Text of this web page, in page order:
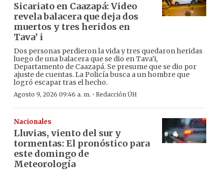
Sicariato en Caazapá: Video
revela balacera que deja dos
muertos y tres heridos en
Tava’ i
Dos personas perdieron la vida y tres quedaron heridas
luego de una balacera que se dio en Tava’i,
Departamento de Caazapá. Se presume que se dio por
ajuste de cuentas. La Policía busca a un hombre que
logró escapar tras el hecho.
Agosto 9, 2026 09:46 a. m. · Redacción ÚH
Nacionales
Lluvias, viento del sur y
tormentas: El pronóstico para
este domingo de
Meteorología